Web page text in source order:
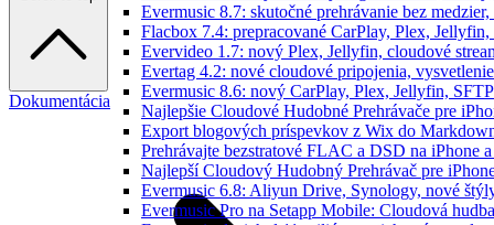
Evermusic 8.7: skutočné prehrávanie bez
Flacbox 7.4: prepracované CarPlay, Plex,
Evervideo 1.7: nový Plex, Jellyfin, cloudové
Evertag 4.2: nové cloudové pripojenia,
Evermusic 8.6: nový CarPlay, Plex, Jellyfin,
Najlepšie Cloudové Hudobné Prehrávače pre
Export blogových príspevkov z Wix do
Prehrávajte bezstratové FLAC a DSD na iPhone
Najlepší Cloudový Hudobný Prehrávač pre
Evermusic 6.8: Aliyun Drive, Synology, nové
Evermusic Pro na Setapp Mobile: Cloudová
Dokumentácia